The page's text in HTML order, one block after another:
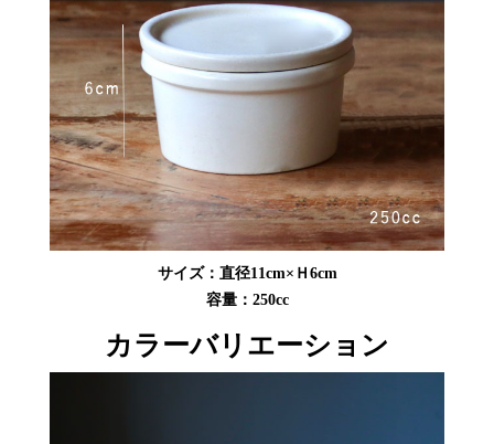
サイズ：直径11cm×Ｈ6cm
容量：250cc
カラーバリエーション